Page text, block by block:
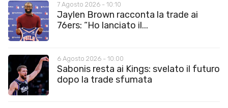
7 Agosto 2026 - 10:10
Jaylen Brown racconta la trade ai
76ers: “Ho lanciato il...
6 Agosto 2026 - 10:00
Sabonis resta ai Kings: svelato il futuro
dopo la trade sfumata